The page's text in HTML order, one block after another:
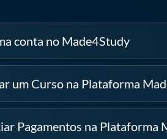
conta no Made4Study
um Curso na Plataforma
Pagamentos na Plataforma